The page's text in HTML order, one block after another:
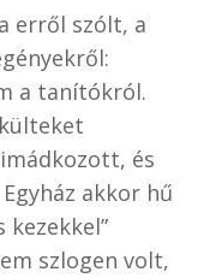
erről szólt, a
a tanítókról.
és
akkor hű
kezekkel”
szlogen volt,